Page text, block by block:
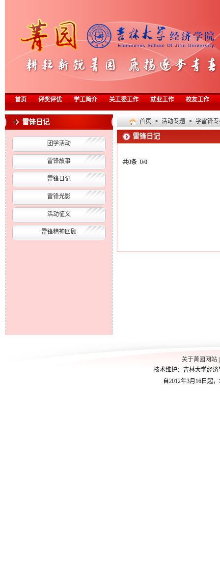
首页 评奖评优 学工简介 关工委工作 就业工作 校友工作
雷锋日记
团学活动
雷锋故事
雷锋日记
雷锋光影
活动征文
雷锋精神回顾
首页 > 活动专题 > 学雷锋
雷锋日记
共0条 0/0
关于菁园网站
技术维护：吉林大学经济
自2012年3月16日起